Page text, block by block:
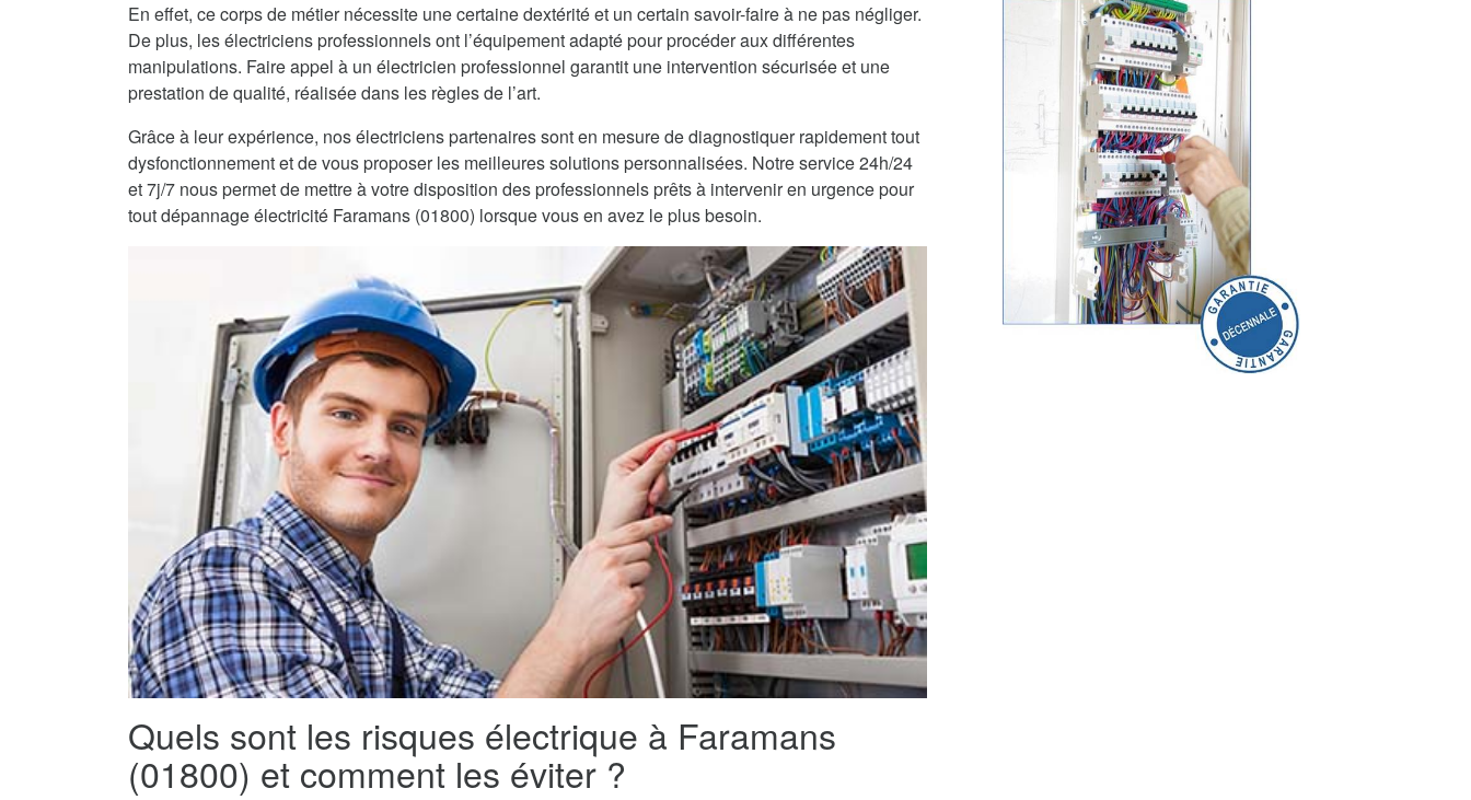
En effet, ce corps de métier nécessite une certaine dextérité et un certain savoir-faire à ne pas négliger.
De plus, les électriciens professionnels ont l’équipement adapté pour procéder aux différentes
manipulations. Faire appel à un électricien professionnel garantit une intervention sécurisée et une
prestation de qualité, réalisée dans les règles de l’art.
Grâce à leur expérience, nos électriciens partenaires sont en mesure de diagnostiquer rapidement tout
dysfonctionnement et de vous proposer les meilleures solutions personnalisées. Notre service 24h/24
et 7j/7 nous permet de mettre à votre disposition des professionnels prêts à intervenir en urgence pour
tout dépannage électricité Faramans (01800) lorsque vous en avez le plus besoin.
Quels sont les risques électrique à Faramans
(01800) et comment les éviter ?